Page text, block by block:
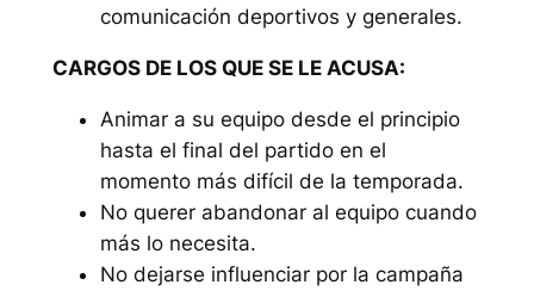
comunicación deportivos y generales.
CARGOS DE LOS QUE SE LE ACUSA:
Animar a su equipo desde el principio
hasta el final del partido en el
momento más difícil de la temporada.
No querer abandonar al equipo cuando
más lo necesita.
No dejarse influenciar por la campaña